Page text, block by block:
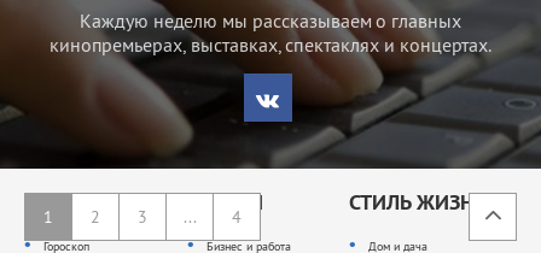
1 2 3 ... 4
Каждую неделю мы рассказываем о главных
кинопремьерах, выставках, спектаклях и концертах.
ОБЩЕСТВО
Гороскоп
ДЕНЬГИ
Бизнес и работа
СТИЛЬ ЖИЗНИ
Дом и дача